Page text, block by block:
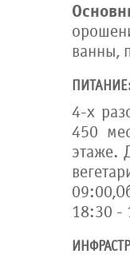
ванны,
4-х
450
этаже.
18:30 -